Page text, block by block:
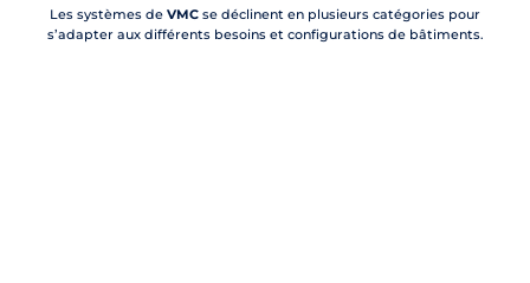
Les systèmes de VMC se déclinent en plusieurs catégories pour
s’adapter aux différents besoins et configurations de bâtiments.